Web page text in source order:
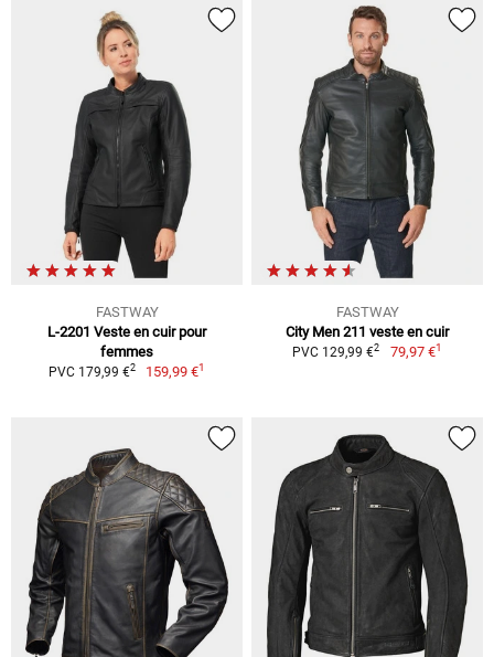
FASTWAY
L-2201 Veste en cuir pour
femmes
PVC 179,99 €2 159,99 €1
FASTWAY
City Men 211 veste en cuir
PVC 129,99 €2 79,97 €1